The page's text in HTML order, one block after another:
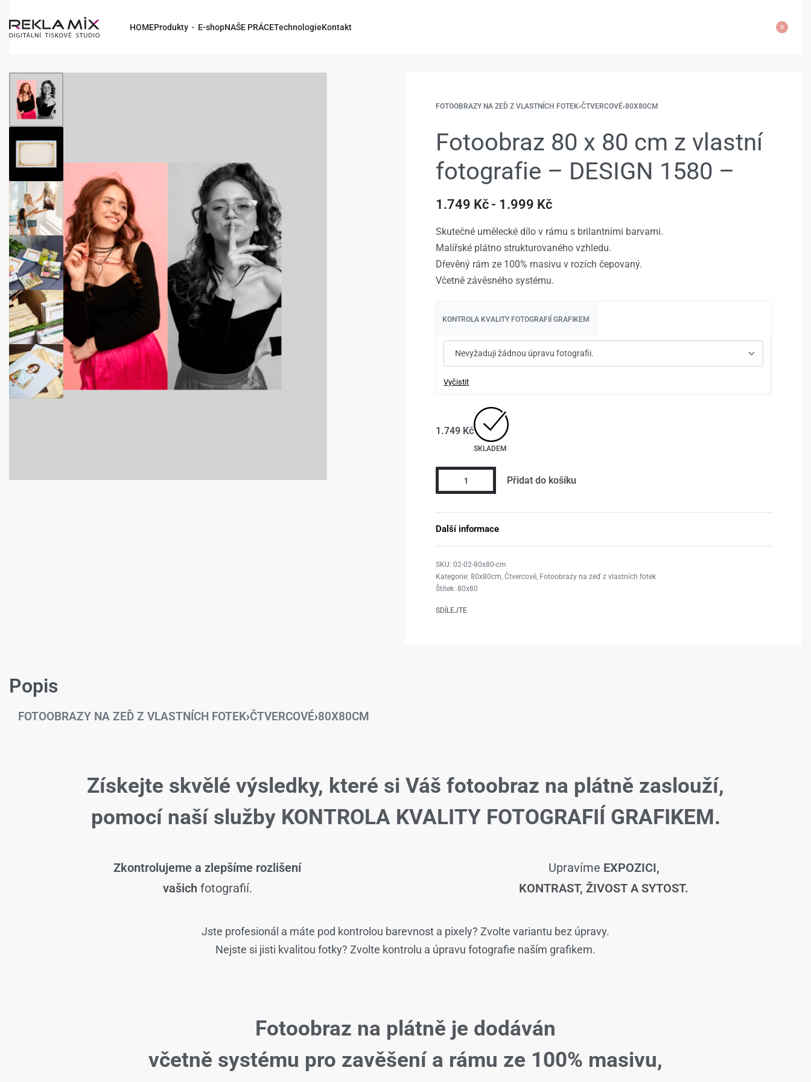
HOMEProdukty E-shopNAŠE PRÁCETechnologieKontakt 0
FOTOOBRAZY NA ZEĎ Z VLASTNÍCH FOTEK›ČTVERCOVÉ›80X80CM
1.999 Kč
1.999 Kč
Fotoobraz 80 x 80 cm z vlastní
fotografie – DESIGN 1580 –
1.749 Kč 1.999 Kč
Skutečné umělecké dílo v rámu s brilantními barvami.
Malířské plátno strukturovaného vzhledu.
Dřevěný rám ze 100% masivu v rozích čepovaný.
Včetně závěsného systému.
KONTROLA KVALITY FOTOGRAFIÍ GRAFIKEM
Vyčistit
1.749 Kč
SKLADEM
Přidat do košíku
Další informace
02-02-80x80-cm
Kategorie: 80x80cm, Čtvercové, Fotoobrazy na zeď z vlastních fotek
Štítek: 80x80
SDÍLEJTE
Popis
FOTOOBRAZY NA ZEĎ Z VLASTNÍCH FOTEK›ČTVERCOVÉ›80X80CM
Získejte skvělé výsledky, které si Váš fotoobraz na plátně zaslouží,
pomocí naší služby KONTROLA KVALITY FOTOGRAFIÍ GRAFIKEM.
Zkontrolujeme a zlepšíme rozlišení
vašich fotografií.
Upravíme EXPOZICI,
KONTRAST, ŽIVOST A SYTOST.
Jste profesionál a máte pod kontrolou barevnost a pixely? Zvolte variantu bez úpravy.
Nejste si jisti kvalitou fotky? Zvolte kontrolu a úpravu fotografie naším grafikem.
Fotoobraz na plátně je dodáván
včetně systému pro zavěšení a rámu ze 100% masivu,